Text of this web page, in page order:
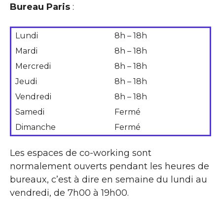
Bureau Paris :
Lundi
8h – 18h
Mardi
8h – 18h
Mercredi
8h – 18h
Jeudi
8h – 18h
Vendredi
8h – 18h
Samedi
Fermé
Dimanche
Fermé
Les espaces de co-working sont
normalement ouverts pendant les heures de
bureaux, c’est à dire en semaine du lundi au
vendredi, de 7h00 à 19h00.